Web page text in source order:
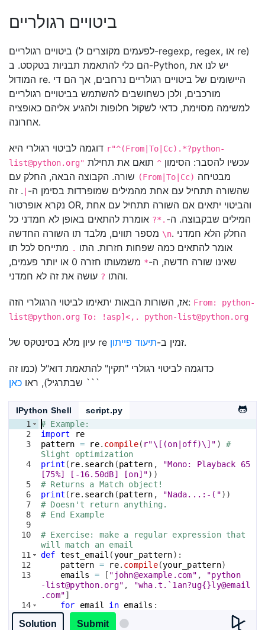
ביטויים רגולריים
ביטויים רגולריים (לפעמים מקוצרים ל-regexp, regex, או re)
הם כלי להתאמת תבניות בטקסט. ב-Python, יש לנו את
המודול re. היישומים של ביטויים רגולריים נרחבים, אך הם די
מורכבים, ולכן כשחושבים להשתמש בביטויים רגולריים
למשימה מסוימת, כדאי לשקול חלופות ולהגיע אליהם כאופציה
אחרונה.
r"^(From|To|Cc).*?python-
list@python.org" עכשיו להסבר: הסימון ^ תואם את תחילת
(From|To|Cc)
שהשורה תתחיל עם אחת מהמילים שמופרדות בסימן ה- . זה
נקרא אופרטור OR, והביטוי יתאים אם השורה תתחיל עם אחת
המילים שבקבוצה. ה- .*? אומרת להתאים באופן לא חמדני כל
\n. החלק הלא חמדני
אומר להתאים כמה שפחות חזרות. התו . מתייחס לכל תו
שאינו שורה חדשה, ה-*
משמעותו חזרה 0 או יותר פעמים,
והתו ? עושה את זה לא חמדני.
אז, השורות הבאות יתאימו לביטוי הרגולרי הזה: From: python-
list@python.org To: !asp]<,. python-list@python.org
עיון מלא בסינטקס של re זמין ב-תיעוד פייתון .
כדוגמה לביטוי רגולרי "תקין" להתאמת דוא"ל (כמו זה
שבתרגיל), ראו כאן ```
IPython Shell
script.py
1
2
3
4
5
6
7
8
9
10
11
12
13
14
15
# Example:
import
re
pattern = re. compile( r"\[(on|off)\]" )
#
Slight optimization
print ( re. search (pattern ,
"Mono: Playback 65
[75%] [-16.50dB] [on]"))
# Returns a Match object!
print ( re. search (pattern , "Nada...:-("))
# Doesn't return anything.
# End Example
# Exercise: make a regular expression that
will match an email
def test_email (your_pattern) :
pattern = re. compile(your_pattern)
emails
= [ "john@example.com" ,
"python
-list@python.org" ,
"wha.t.`1an?ug{}ly@email
.com"]
for
email in emails :
if not re :
Solution Submit